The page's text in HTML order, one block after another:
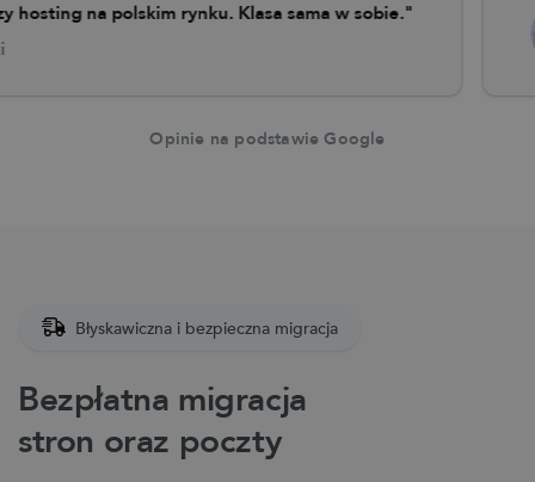
lepszy hosting na polskim rynku. Klasa sama w sobie."
Opinie na podstawie Google
Błyskawiczna i bezpieczna migracja
Bezpłatna migracja
stron oraz poczty